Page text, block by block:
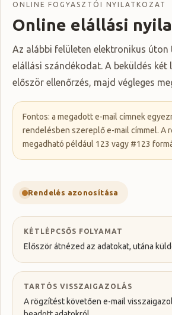
ONLINE FOGYASZTÓI NYILATKOZAT
Online elállási
Az alábbi felületen elektronikus úton
elállási szándékodat. A beküldés két
először ellenőrzés, majd végleges
Fontos: a megadott e-mail címnek
rendelésben szereplő e-mail címmel. A
megadható például 123 vagy #123
Rendelés azonosítása
KÉTLÉPCSŐS FOLYAMAT
Először átnézed az adatokat, utána
TARTÓS VISSZAIGAZOLÁS
A rögzítést követően e-mail